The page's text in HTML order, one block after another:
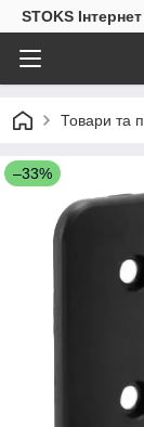
STOKS
Товари та
–33%